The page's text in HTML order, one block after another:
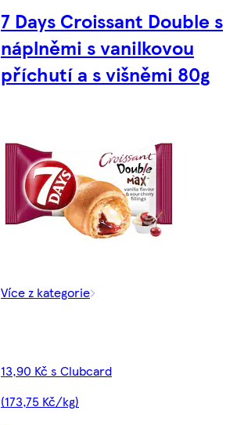
7 Days Croissant Double s
náplněmi s vanilkovou
příchutí a s višněmi 80g
Více z kategorie
13,90 Kč s Clubcard
(173,75 Kč/kg)